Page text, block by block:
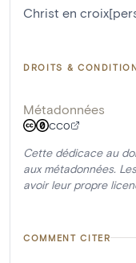
Christ en
DROITS &
Métadonnées
CC0
Cette dédicace au
aux métadonnées.
avoir leur propre
COMMENT CITER